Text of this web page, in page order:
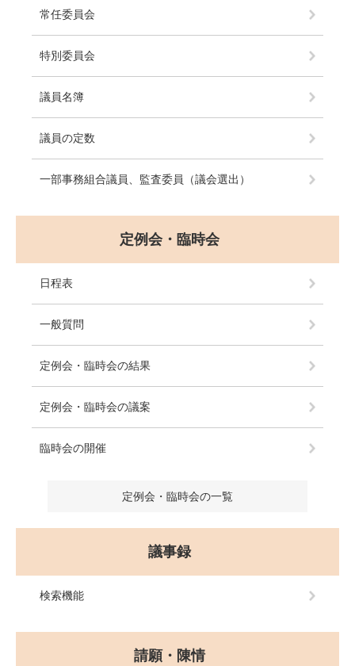
常任委員会
特別委員会
議員名簿
議員の定数
一部事務組合議員、監査委員（議会選出）
定例会・臨時会
日程表
一般質問
定例会・臨時会の結果
定例会・臨時会の議案
臨時会の開催
定例会・臨時会の一覧
議事録
検索機能
請願・陳情